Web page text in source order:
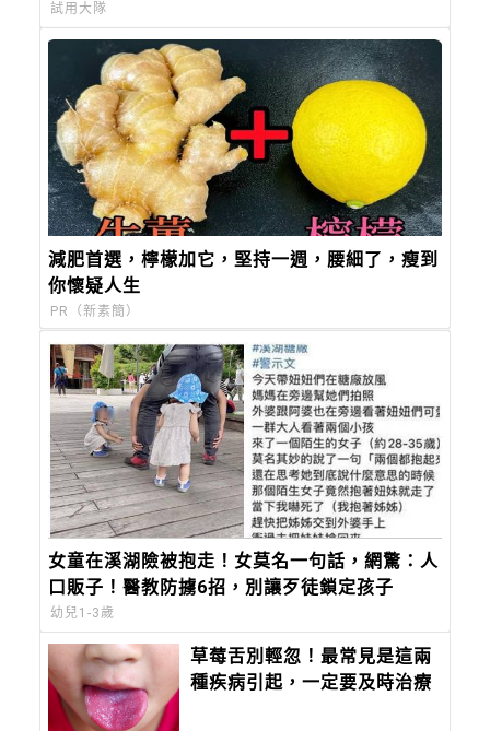
試用大隊
減肥首選，檸檬加它，堅持一週，腰細了，瘦到
你懷疑人生
PR（新素簡）
女童在溪湖險被抱走！女莫名一句話，網驚：人
口販子！醫教防擄6招，別讓歹徒鎖定孩子
幼兒1-3歲
草莓舌別輕忽！最常見是這兩
種疾病引起，一定要及時治療